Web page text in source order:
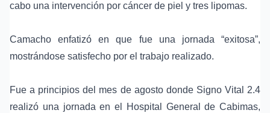
cabo una intervención por cáncer de piel y tres lipomas.
Camacho enfatizó en que fue una jornada “exitosa”,
mostrándose satisfecho por el trabajo realizado.
Fue a principios del mes de agosto donde Signo Vital 2.4
realizó una jornada en el Hospital General de Cabimas,